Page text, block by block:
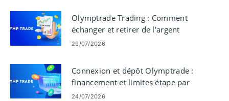
Olymptrade Trading : Comment
échanger et retirer de l'argent
29/07/2026
Connexion et dépôt Olymptrade :
financement et limites étape par
étape
24/07/2026